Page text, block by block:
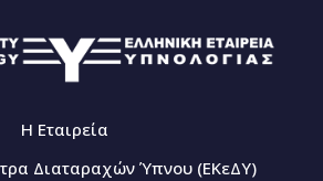
Η Εταιρεία
Διαταραχών Ύπνου (ΕΚεΔΥ)